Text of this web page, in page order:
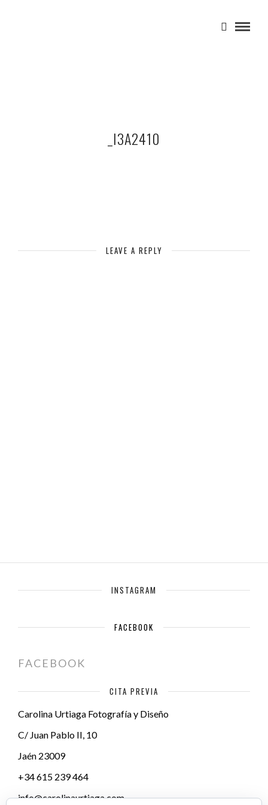
_I3A2410
LEAVE A REPLY
INSTAGRAM
FACEBOOK
FACEBOOK
CITA PREVIA
Carolina Urtiaga Fotografía y Diseño
C/ Juan Pablo II, 10
Jaén 23009
+34 615 239 464
info@carolinaurtiaga.com